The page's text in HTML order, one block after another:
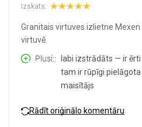
Izskats:
Granitais virtuves izlietne
virtuvē.
Plusi:
labi izstrādāts — ir
tam ir rūpīgi
maisītājs
Rādīt oriģinālo komentāru